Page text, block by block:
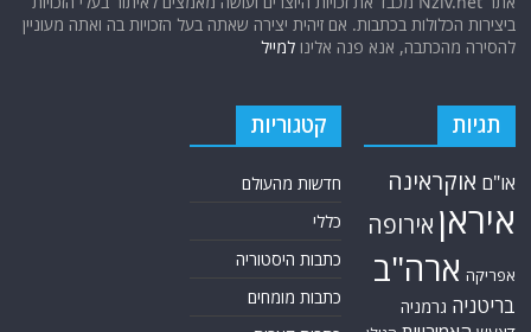
ביצירות הכלולות בכתבות. אם זיהית יצירה שאתה בעל הזכויות בה ואתה מעוניין
להסירה מהכתבה, אנא פנה אלינולמייל
תגיות
או"ם אוקראינה
איראן אירופה
אפריקה ארה"ב
בריטניה גרמניה
קטגוריות
חדשות מהעולם
כללי
כתבות היסטוריה
כתבות מומחים